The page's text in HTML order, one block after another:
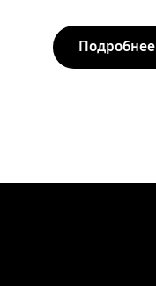
Подробнее